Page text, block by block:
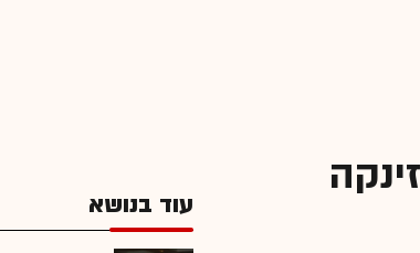
רדהיל זינקה
עוד בנושא